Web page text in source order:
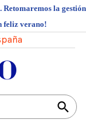
Retomaremos la gestión
feliz verano!
search